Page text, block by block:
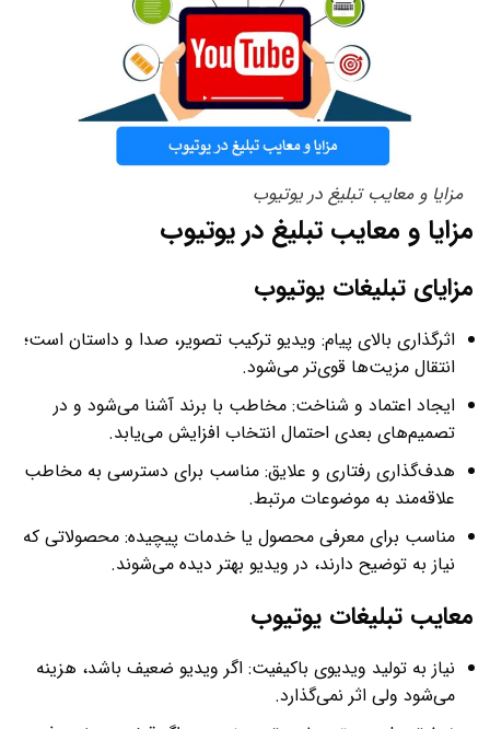
مزایا و معایب تبلیغ در یوتیوب
مزایا و معایب تبلیغ در یوتیوب
مزایای تبلیغات یوتیوب
اثرگذاری بالای پیام: ویدیو ترکیب تصویر، صدا و داستان است؛
انتقال مزیت‌ها قوی‌تر می‌شود.
ایجاد اعتماد و شناخت: مخاطب با برند آشنا می‌شود و در
تصمیم‌های بعدی احتمال انتخاب افزایش می‌یابد.
هدف‌گذاری رفتاری و علایق: مناسب برای دسترسی به مخاطب
علاقه‌مند به موضوعات مرتبط.
مناسب برای معرفی محصول یا خدمات پیچیده: محصولاتی که
نیاز به توضیح دارند، در ویدیو بهتر دیده می‌شوند.
معایب تبلیغات یوتیوب
نیاز به تولید ویدیوی باکیفیت: اگر ویدیو ضعیف باشد، هزینه
می‌شود ولی اثر نمی‌گذارد.